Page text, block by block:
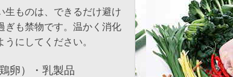
生ものは、できるだけ避け
ぎも禁物です。温かく消化
にしてください。
卵）・乳製品